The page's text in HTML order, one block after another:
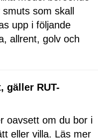
som skall
upp i följande
allrent, golv och
gäller RUT-
oavsett om du bor i
eller villa. Läs mer